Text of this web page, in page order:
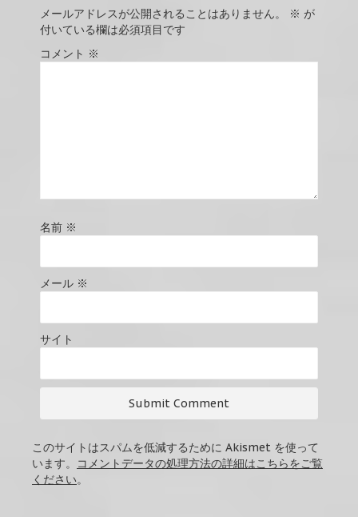
メールアドレスが公開されることはありません。 ※ が
付いている欄は必須項目です
コメント ※
名前 ※
メール ※
サイト
このサイトはスパムを低減するために Akismet を使って
います。
コメントデータの処理方法の詳細はこちらをご覧
ください。